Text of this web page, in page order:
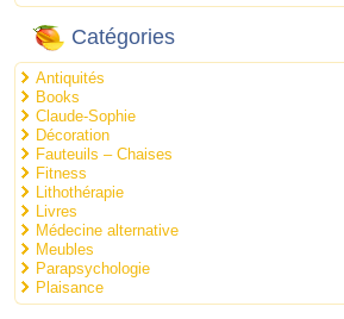
Catégories
Antiquités
Books
Claude-Sophie
Décoration
Fauteuils – Chaises
Fitness
Lithothérapie
Livres
Médecine alternative
Meubles
Parapsychologie
Plaisance